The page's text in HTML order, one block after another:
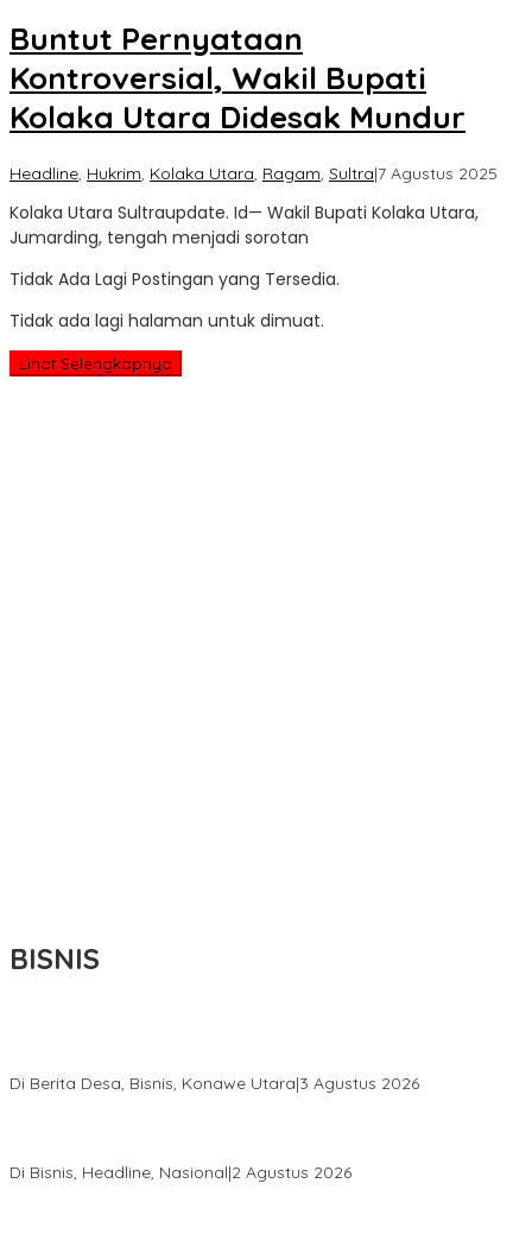
Buntut Pernyataan
Kontroversial, Wakil Bupati
Kolaka Utara Didesak Mundur
Headline, Hukrim, Kolaka Utara, Ragam, Sultra|7 Agustus 2025
Kolaka Utara Sultraupdate. Id— Wakil Bupati Kolaka Utara,
Jumarding, tengah menjadi sorotan
Tidak Ada Lagi Postingan yang Tersedia.
Tidak ada lagi halaman untuk dimuat.
Lihat Selengkapnya
BISNIS
Di Berita Desa, Bisnis, Konawe Utara|3 Agustus 2026
Di Bisnis, Headline, Nasional|2 Agustus 2026